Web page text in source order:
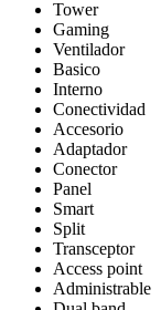
Tower
Gaming
Ventilador
Basico
Interno
Conectividad
Accesorio
Adaptador
Conector
Panel
Smart
Split
Transceptor
Access point
Administrable